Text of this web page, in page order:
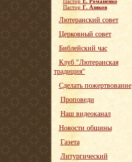
Пастор Г. Азиков
Лютеранский совет
Церковный совет
Библейский час
Клуб "Лютеранская
традиция"
Сделать пожертвование
Проповеди
Наш видеоканал
Новости общины
Газета
Литургический